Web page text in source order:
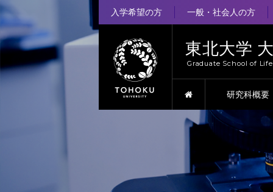
入学希望の方 一般・社会人の方
東北大学
Graduate School of
HOME研究科概要